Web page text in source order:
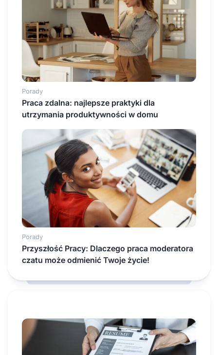
Porady
Praca zdalna: najlepsze praktyki dla
utrzymania produktywności w domu
Porady
Przyszłość Pracy: Dlaczego praca moderatora
czatu może odmienić Twoje życie!